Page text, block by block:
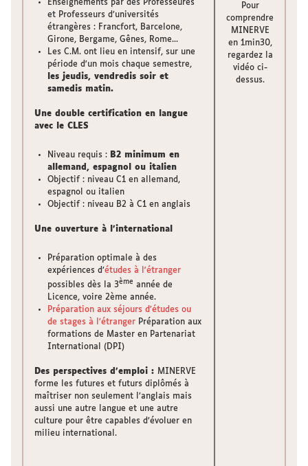
Enseignements par des Professeures
et Professeurs d’universités
étrangères : Francfort, Barcelone,
Girone, Bergame, Gênes, Rome...
Les C.M. ont lieu en intensif, sur une
période d'un mois chaque semestre,
les jeudis, vendredis soir et
samedis matin.
Une double certification en langue
avec le CLES
Niveau requis : B2 minimumen
allemand, espagnol ou italien
Objectif : niveau C1 en allemand,
espagnol ou italien
Objectif : niveau B2 à C1 en anglais
Une ouverture à l’international
Préparation optimale à des
expériences d’études à l'étranger
possibles dès la 3ème année de
Licence, voire 2ème année.
Préparation aux séjours d’études ou
de stages à l’étranger Préparation aux
formations de Master en Partenariat
International (DPI)
Des perspectives d’emploi : MINERVE
forme les futures et futurs diplômés à
maîtriser non seulement l’anglais mais
aussi une autre langue et une autre
culture pour être capables d’évoluer en
milieu international.
Pour
comprendre
MINERVE
en 1min30,
regardez la
vidéo ci-
dessus.